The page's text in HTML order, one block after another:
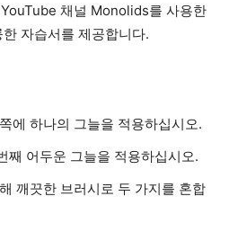
채널 Monolids를 사용한
자습서를 제공합니다.
에 하나의 그늘을 적용하십시오.
째 어두운 그늘을 적용하십시오.
깨끗한 브러시로 두 가지를 혼합